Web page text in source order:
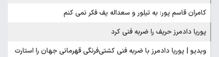
کامران قاسم پور: به تیلور و سعداله یف فکر نمی کنم
پوریا دادمرز حریف را ضربه فنی کرد
ویدیو | پوریا دادمرز با ضربه فنی کشتی‌فرنگی قهرمانی جهان را استارت